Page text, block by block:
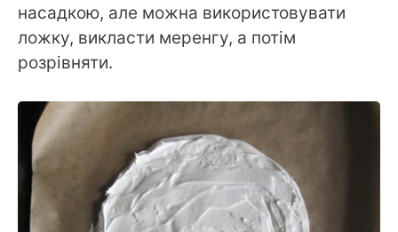
насадкою, але можна використовувати
ложку, викласти меренгу, а потім
розрівняти.